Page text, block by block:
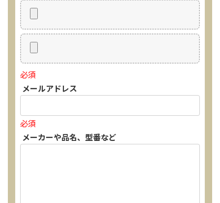
必須
メールアドレス
必須
メーカーや品名、型番など